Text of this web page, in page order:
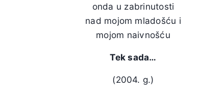
onda u zabrinutosti
nad mojom mladošću i
mojom naivnošću
Tek sada…
(2004. g.)